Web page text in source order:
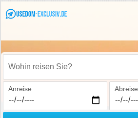
Wohin reisen Sie?
Anreise Abreise